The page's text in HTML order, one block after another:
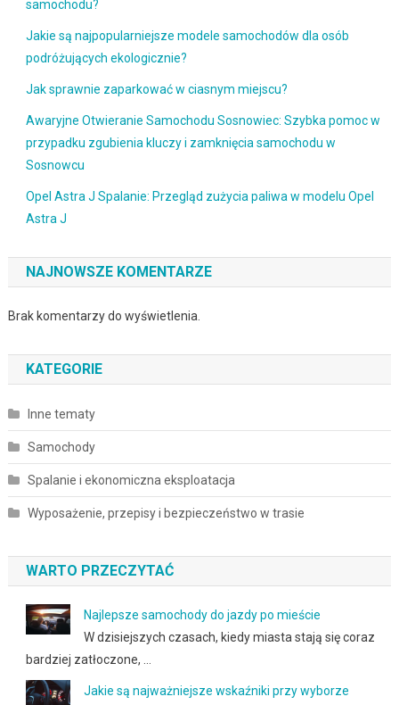
samochodu?
Jakie są najpopularniejsze modele samochodów dla osób
podróżujących ekologicznie?
Jak sprawnie zaparkować w ciasnym miejscu?
Awaryjne Otwieranie Samochodu Sosnowiec: Szybka pomoc w
przypadku zgubienia kluczy i zamknięcia samochodu w
Sosnowcu
Opel Astra J Spalanie: Przegląd zużycia paliwa w modelu Opel
Astra J
NAJNOWSZE KOMENTARZE
Brak komentarzy do wyświetlenia.
KATEGORIE
Inne tematy
Samochody
Spalanie i ekonomiczna eksploatacja
Wyposażenie, przepisy i bezpieczeństwo w trasie
WARTO PRZECZYTAĆ
Najlepsze samochody do jazdy po mieście
W dzisiejszych czasach, kiedy miasta stają się coraz
bardziej zatłoczone, …
Jakie są najważniejsze wskaźniki przy wyborze